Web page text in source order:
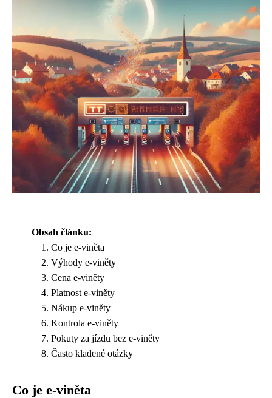
Obsah článku:
Co je e-viněta
Výhody e-viněty
Cena e-viněty
Platnost e-viněty
Nákup e-viněty
Kontrola e-viněty
Pokuty za jízdu bez e-viněty
Často kladené otázky
Co je e-viněta